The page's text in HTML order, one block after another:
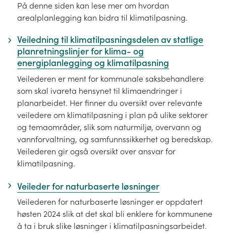
På denne siden kan lese mer om hvordan
arealplanlegging kan bidra til klimatilpasning.
Veiledning til klimatilpasningsdelen av statlige
planretningslinjer for klima- og
energiplanlegging og klimatilpasning
Veilederen er ment for kommunale saksbehandlere
som skal ivareta hensynet til klimaendringer i
planarbeidet. Her finner du oversikt over relevante
veiledere om klimatilpasning i plan på ulike sektorer
og temaområder, slik som naturmiljø, overvann og
vannforvaltning, og samfunnssikkerhet og beredskap.
Veilederen gir også oversikt over ansvar for
klimatilpasning.
Veileder for naturbaserte løsninger
Veilederen for naturbaserte løsninger er oppdatert
høsten 2024 slik at det skal bli enklere for kommunene
å ta i bruk slike løsninger i klimatilpasningsarbeidet.